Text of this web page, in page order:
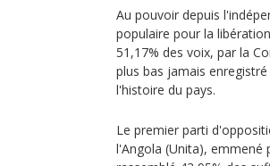
Au pouvoir depuis
populaire pour la
51,17% des voix, par la
plus bas jamais
l'histoire du pays.
Le premier parti
l'Angola (Unita), emmené